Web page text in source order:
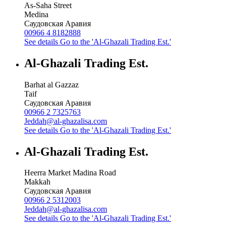
As-Saha Street
Medina
Саудовская Аравия
00966 4 8182888
See details Go to the 'Al-Ghazali Trading Est.'
Al-Ghazali Trading Est.
Barhat al Gazzaz
Taif
Саудовская Аравия
00966 2 7325763
Jeddah@al-ghazalisa.com
See details Go to the 'Al-Ghazali Trading Est.'
Al-Ghazali Trading Est.
Heerra Market Madina Road
Makkah
Саудовская Аравия
00966 2 5312003
Jeddah@al-ghazalisa.com
See details Go to the 'Al-Ghazali Trading Est.'